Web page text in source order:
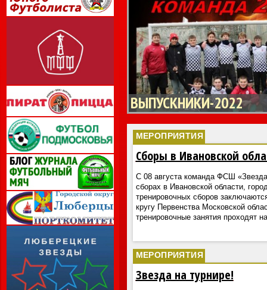
ВЫПУСКНИКИ-2022
МЕРОПРИЯТИЯ
Сборы в Ивановской
С 08 августа команда ФСШ
сборах в Ивановской области,
тренировочных сборов
кругу Первенства Московской
тренировочные занятия проходят
МЕРОПРИЯТИЯ
Звезда на турнире!